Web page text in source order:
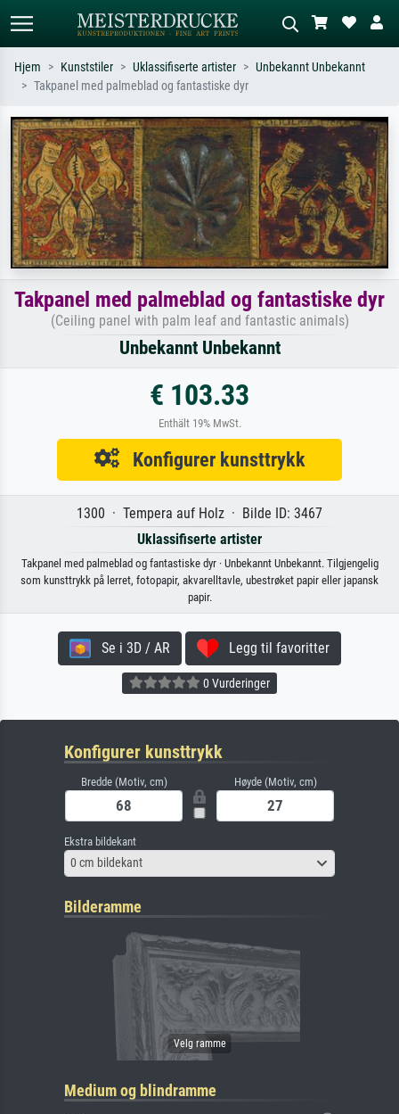
Søk etter kunstner, tittel eller stil – for
eksempel Monet, Stjernenatt,
impresjonisme, Hokusai-bølgen, akt.
Beskriv scenen – for eksempel grønn
eng, abstrakt med mye rødt, mørkt
oljemaleri, stående akt ved et tre.
Hjem Kunststiler Uklassifiserte artister
Unbekannt Unbekannt
Takpanel med palmeblad og fantastiske dyr
Takpanel med palmeblad og fantastiske dyr
(Ceiling panel with palm leaf and fantastic animals)
Unbekannt Unbekannt
€ 103.33
Enthält 19% MwSt.
Konfigurer kunsttrykk
1300 · Tempera auf Holz · Bilde ID: 3467
Uklassifiserte artister
Takpanel med palmeblad og fantastiske dyr · Unbekannt Unbekannt. Tilgjengelig
som kunsttrykk på lerret, fotopapir, akvarelltavle, ubestrøket papir eller japansk
papir.
Se i 3D / AR Legg til favoritter
0 Vurderinger
Konfigurer kunsttrykk
Bredde (Motiv, cm) Høyde (Motiv, cm)
Ekstra bildekant
0 cm bildekant
Bilderamme
Medium og blindramme